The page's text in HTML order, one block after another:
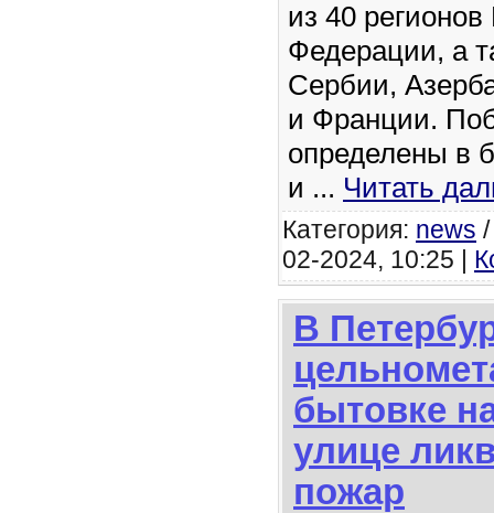
из 40
Федерации, а
Сербии,
и Франции.
определены в
и ... Читать
Категория: news
02-2024, 10:25 |
В
бытовке
улице
пожар